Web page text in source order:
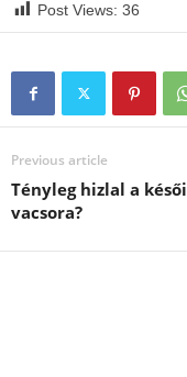
Post Views: 36
Previous article
Tényleg hizlal a késői
vacsora?